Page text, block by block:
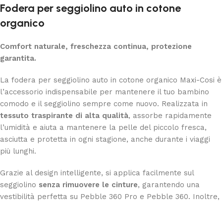
Fodera per seggiolino auto in cotone
organico
Comfort naturale, freschezza continua, protezione
garantita.
La fodera per seggiolino auto in cotone organico Maxi-Cosi è
l’accessorio indispensabile per mantenere il tuo bambino
comodo e il seggiolino sempre come nuovo. Realizzata in
tessuto traspirante di alta qualità, assorbe rapidamente
l’umidità e aiuta a mantenere la pelle del piccolo fresca,
asciutta e protetta in ogni stagione, anche durante i viaggi
più lunghi.
Grazie al design intelligente, si applica facilmente sul
seggiolino senza rimuovere le cinture, garantendo una
vestibilità perfetta su Pebble 360 Pro e Pebble 360. Inoltre,